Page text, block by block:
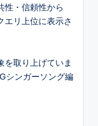
性・信頼性から
リ上位に表示さ
を取り上げていま
シンガーソング編